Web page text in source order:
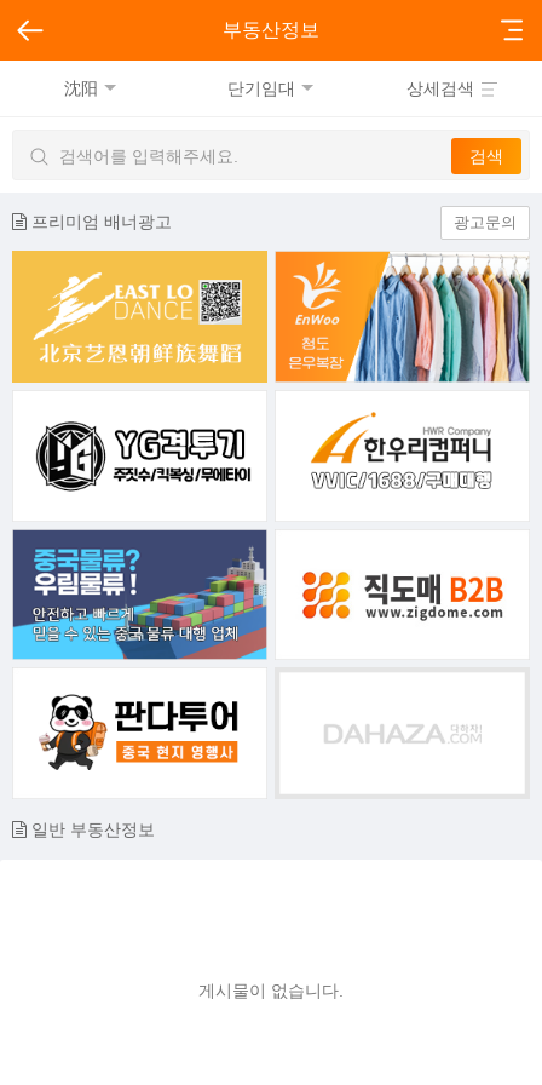
부동산정보
沈阳 단기임대 상세검색
프리미엄 배너광고 광고문의
일반 부동산정보
게시물이 없습니다.